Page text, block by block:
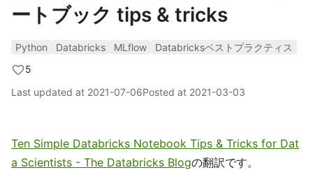
ートブック tips & tricks
Python Databricks MLflow
Databricksベストプラクティス
5
Last updated at 2021-07-06Posted at 2021-03-03
Ten Simple Databricks Notebook Tips & Tricks for Dat
a Scientists - The Databricks Blogの翻訳です。